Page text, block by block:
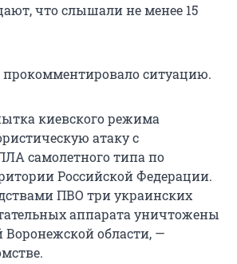
что слышали не менее 15
ситуацию.
киевского режима
атаку с
самолетного типа по
Российской Федерации.
ПВО три украинских
аппарата уничтожены
Воронежской области, —